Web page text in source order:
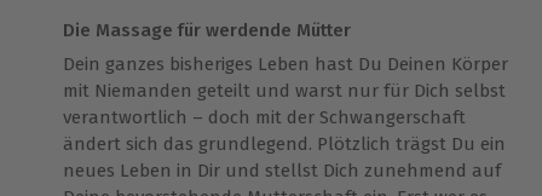
Die Massage für werdende Mütter
Dein ganzes bisheriges Leben hast Du Deinen Körper
mit Niemanden geteilt und warst nur für Dich selbst
verantwortlich – doch mit der Schwangerschaft
ändert sich das grundlegend. Plötzlich trägst Du ein
neues Leben in Dir und stellst Dich zunehmend auf